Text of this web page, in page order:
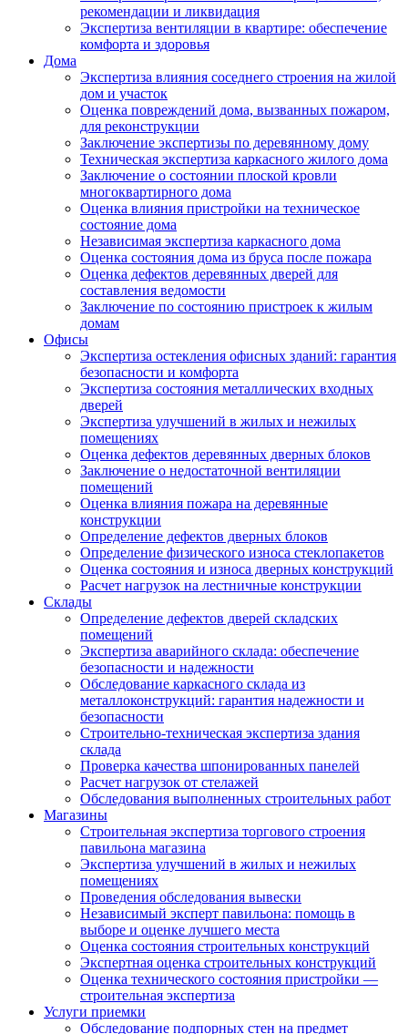
рекомендации и ликвидация
Экспертиза вентиляции в квартире: обеспечение
комфорта и здоровья
Дома
Экспертиза влияния соседнего строения на жилой
дом и участок
Оценка повреждений дома, вызванных пожаром,
для реконструкции
Заключение экспертизы по деревянному дому
Техническая экспертиза каркасного жилого дома
Заключение о состоянии плоской кровли
многоквартирного дома
Оценка влияния пристройки на техническое
состояние дома
Независимая экспертиза каркасного дома
Оценка состояния дома из бруса после пожара
Оценка дефектов деревянных дверей для
составления ведомости
Заключение по состоянию пристроек к жилым
домам
Офисы
Экспертиза остекления офисных зданий: гарантия
безопасности и комфорта
Экспертиза состояния металлических входных
дверей
Экспертиза улучшений в жилых и нежилых
помещениях
Оценка дефектов деревянных дверных блоков
Заключение о недостаточной вентиляции
помещений
Оценка влияния пожара на деревянные
конструкции
Определение дефектов дверных блоков
Определение физического износа стеклопакетов
Оценка состояния и износа дверных конструкций
Расчет нагрузок на лестничные конструкции
Склады
Определение дефектов дверей складских
помещений
Экспертиза аварийного склада: обеспечение
безопасности и надежности
Обследование каркасного склада из
металлоконструкций: гарантия надежности и
безопасности
Строительно-техническая экспертиза здания
склада
Проверка качества шпонированных панелей
Расчет нагрузок от стелажей
Обследования выполненных строительных работ
Магазины
Строительная экспертиза торгового строения
павильона магазина
Экспертиза улучшений в жилых и нежилых
помещениях
Проведения обследования вывески
Независимый эксперт павильона: помощь в
выборе и оценке лучшего места
Оценка состояния строительных конструкций
Экспертная оценка строительных конструкций
Оценка технического состояния пристройки —
строительная экспертиза
Услуги приемки
Обследование подпорных стен на предмет